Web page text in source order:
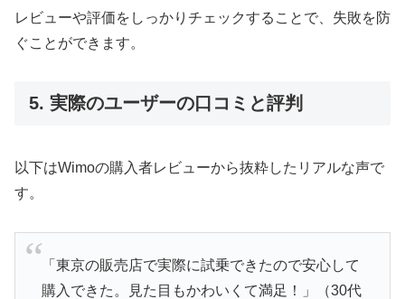
レビューや評価をしっかりチェックすることで、失敗を防
ぐことができます。
5. 実際のユーザーの口コミと評判
以下はWimoの購入者レビューから抜粋したリアルな声で
す。
「東京の販売店で実際に試乗できたので安心して
購入できた。見た目もかわいくて満足！」（30代